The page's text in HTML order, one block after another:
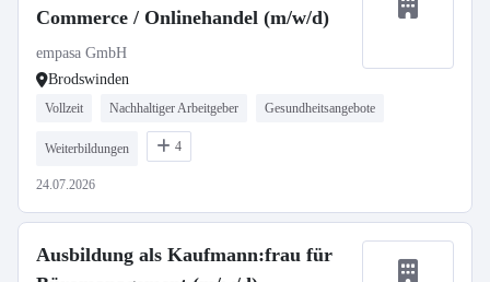
Commerce / Onlinehandel (m/w/d)
empasa GmbH
Brodswinden
Vollzeit Nachhaltiger Arbeitgeber Gesundheitsangebote
Weiterbildungen 4
24.07.2026
Ausbildung als Kaufmann:frau für